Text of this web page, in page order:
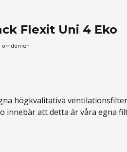
Flexit Uni 4 Eko
omdömen
högkvalitativa
innebär att detta är våra egna